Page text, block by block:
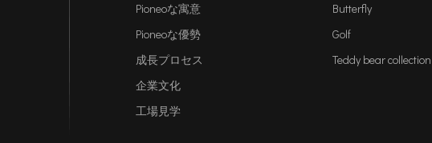
Pioneoな寓意
Pioneoな優勢
成長プロセス
企業文化
工場見学
Butterfly
Golf
Teddy bear collection